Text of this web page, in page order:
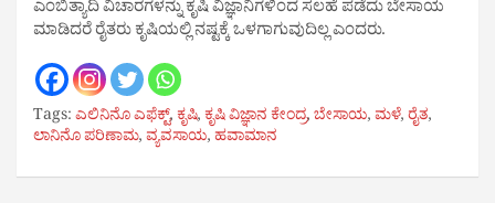
ಎಂಬಿತ್ಯಾದಿ ವಿಚಾರಗಳನ್ನು ಕೃಷಿ ವಿಜ್ಞಾನಿಗಳಿಂದ ಸಲಹೆ ಪಡೆದು ಬೇಸಾಯ
ಮಾಡಿದರೆ ರೈತರು ಕೃಷಿಯಲ್ಲಿ ನಷ್ಟಕ್ಕೆ ಒಳಗಾಗುವುದಿಲ್ಲ ಎಂದರು.
Tags:ಎಲಿನಿನೊ ಎಫೆಕ್ಟ್,ಕೃಷಿ,ಕೃಷಿ ವಿಜ್ಞಾನ ಕೇಂದ್ರ,ಬೇಸಾಯ,ಮಳೆ,ರೈತ,
ಲಾನಿನೊ ಪರಿಣಾಮ,ವ್ಯವಸಾಯ,ಹವಾಮಾನ